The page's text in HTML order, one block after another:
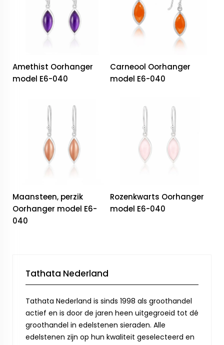
Amethist Oorhanger
model E6-040
Carneool Oorhanger
model E6-040
Maansteen, perzik
Oorhanger model E6-
040
Rozenkwarts Oorhanger
model E6-040
Tathata Nederland
Tathata Nederland is sinds 1998 als groothandel
actief en is door de jaren heen uitgegroeid tot dé
groothandel in edelstenen sieraden. Alle
edelstenen zijn op hun kwaliteit geselecteerd en